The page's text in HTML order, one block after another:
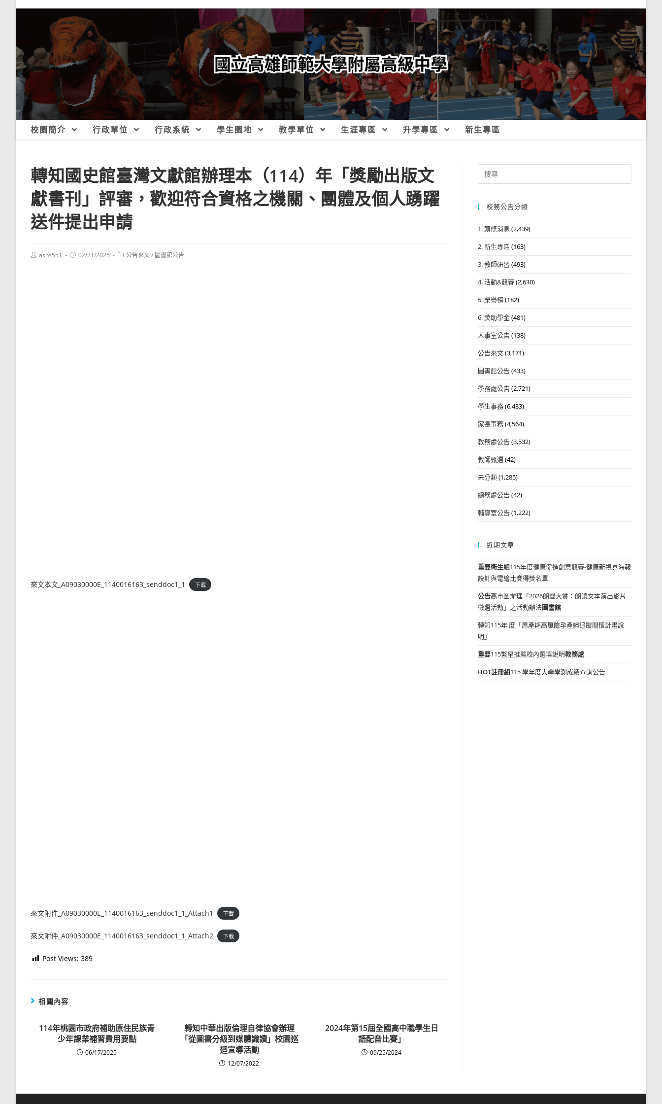
校園簡介 行政單位 行政系統 學生園地 教學單位 生涯專區 升學專區 新生專區
轉知國史館臺灣文獻館辦理本（114）年「獎勵出版文
獻書刊」評審，歡迎符合資格之機關、團體及個人踴躍
送件提出申請
Postashs551
Post02/21/2025
Post公告來文/ 圖書館公告
來文本文_A09030000E_1140016163_senddoc1_1 下載
來文附件_A09030000E_1140016163_senddoc1_1_Attach1 下載
來文附件_A09030000E_1140016163_senddoc1_1_Attach2 下載
Post Views: 389
相關內容
114年桃園市政府補助原住民族青
少年課業補習費用要點
06/17/2025
轉知中華出版倫理自律協會辦理
「從圖書分級到媒體識讀」校園巡
迴宣導活動
12/07/2022
2024年第15屆全國高中職學生日
語配音比賽」
09/25/2024
Search
for:
校務公告分類
1. 頭條消息 (2,439)
2. 新生專區 (163)
3. 教師研習 (493)
4. 活動&競賽(2,630)
5. 榮譽榜(182)
6. 獎助學金(481)
人事室公告(138)
公告來文(3,171)
圖書館公告(433)
學務處公告(2,721)
學生事務(6,433)
家長事務(4,564)
教務處公告(3,532)
教師甄選(42)
未分類(1,285)
總務處公告(42)
輔導室公告(1,222)
近期文章
重要衛生組115年度健康促進創意競賽-健康新視界海報
設計與電繪比賽得獎名單
公告高市圖辦理「2026朗聲大賞：朗讀文本演出影片
徵選活動」之活動辦法圖書館
轉知115年 度「周產期高風險孕產婦追蹤關懷計畫說
明」
重要115繁星推薦校內選填說明教務處
HOT註冊組115 學年度大學學測成績查詢公告